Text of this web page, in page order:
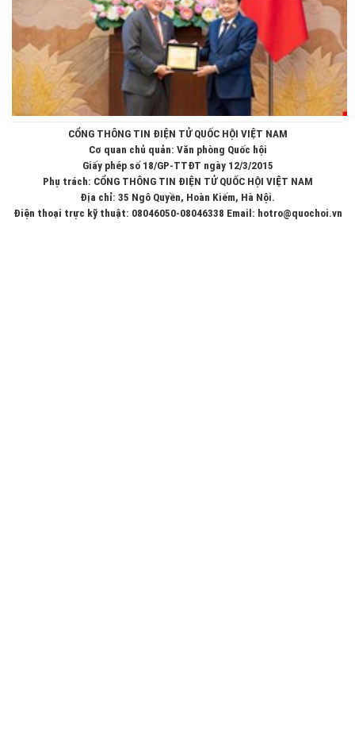
CỔNG THÔNG TIN ĐIỆN TỬ QUỐC HỘI VIỆT NAM
Cơ quan chủ quản: Văn phòng Quốc hội
Giấy phép số 18/GP-TTĐT ngày 12/3/2015
Phụ trách: CỔNG THÔNG TIN ĐIỆN TỬ QUỐC HỘI VIỆT NAM
Địa chỉ: 35 Ngô Quyền, Hoàn Kiếm, Hà Nội.
Điện thoại trực kỹ thuật: 08046050-08046338 Email: hotro@quochoi.vn